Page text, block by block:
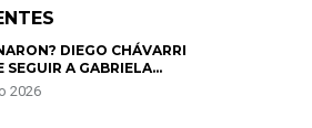
DIEGO CHÁVARRI
SEGUIR A GABRIELA
Y ANUNCIA SU SALIDA
2026